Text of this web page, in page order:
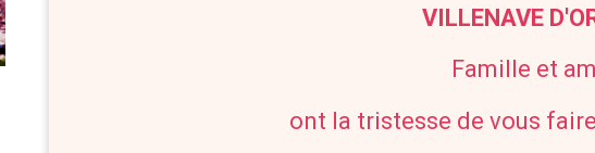
VILLENAVE
Famille et
ont la tristesse de vous